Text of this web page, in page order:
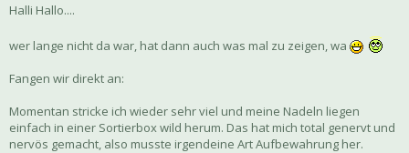
Halli Hallo....
wer lange nicht da war, hat dann auch was mal zu zeigen, wa
Fangen wir direkt an:
Momentan stricke ich wieder sehr viel und meine Nadeln liegen
einfach in einer Sortierbox wild herum. Das hat mich total genervt und
nervös gemacht, also musste irgendeine Art Aufbewahrung her.